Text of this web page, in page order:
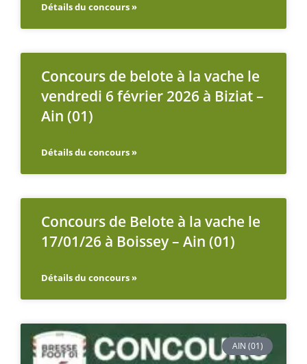
Détails du concours »
Concours de belote à la vache le
vendredi 6 février 2026 à Biziat –
Ain (01)
Détails du concours »
Concours de Belote à la vache le
17/01/26 à Boissey – Ain (01)
Détails du concours »
AIN (01)